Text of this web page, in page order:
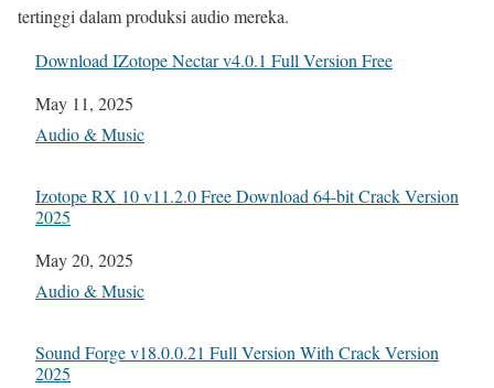
tertinggi dalam produksi audio mereka.
Download IZotope Nectar v4.0.1 Full Version Free
Date
May 11, 2025
In relation to
Audio & Music
Izotope RX 10 v11.2.0 Free Download 64-bit Crack Version
2025
Date
May 20, 2025
In relation to
Audio & Music
Sound Forge v18.0.0.21 Full Version With Crack Version
2025